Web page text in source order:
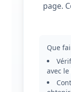
page.
Que
avec